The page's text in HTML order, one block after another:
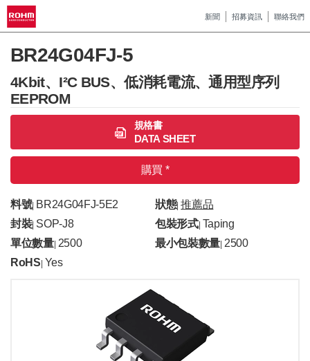
新聞 招募資訊 聯絡我們
BR24G04FJ-5
4Kbit、I²C BUS、低消耗電流、通用型序列
EEPROM
規格書
DATA SHEET
購買 *
料號| BR24G04FJ-5E2 狀態|推薦品
封裝| SOP-J8 包裝形式| Taping
單位數量| 2500 最小包裝數量 |2500
RoHS Yes